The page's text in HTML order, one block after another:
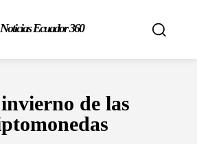
Noticias Ecuador 360
invierno de las